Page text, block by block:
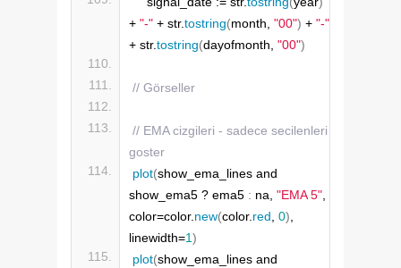
+ "-" + str.tostring(month, "00") + "-"
+ str.tostring(dayofmonth, "00")
// Görseller
// EMA cizgileri - sadece secilenleri
goster
plot(show_ema_lines and
show_ema5 ? ema5 : na, "EMA 5",
color=color.new(color.red, 0),
linewidth=1)
plot(show_ema_lines and